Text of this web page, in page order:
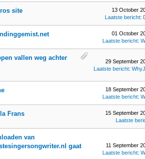
site
13 October
Laatste bericht:
01 October
Laatste bericht:
vallen weg achter
29 September
Laatste bericht:
18 September
Laatste bericht:
Frans
15 September
Laatste
van
gaat
11 September
Laatste bericht: